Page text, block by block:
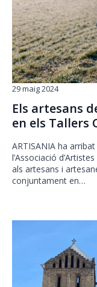
Els artesans
en els Tallers
29 maig 2024
ARTISANIA ha
l’Associació
als artesans i
conjuntament en…